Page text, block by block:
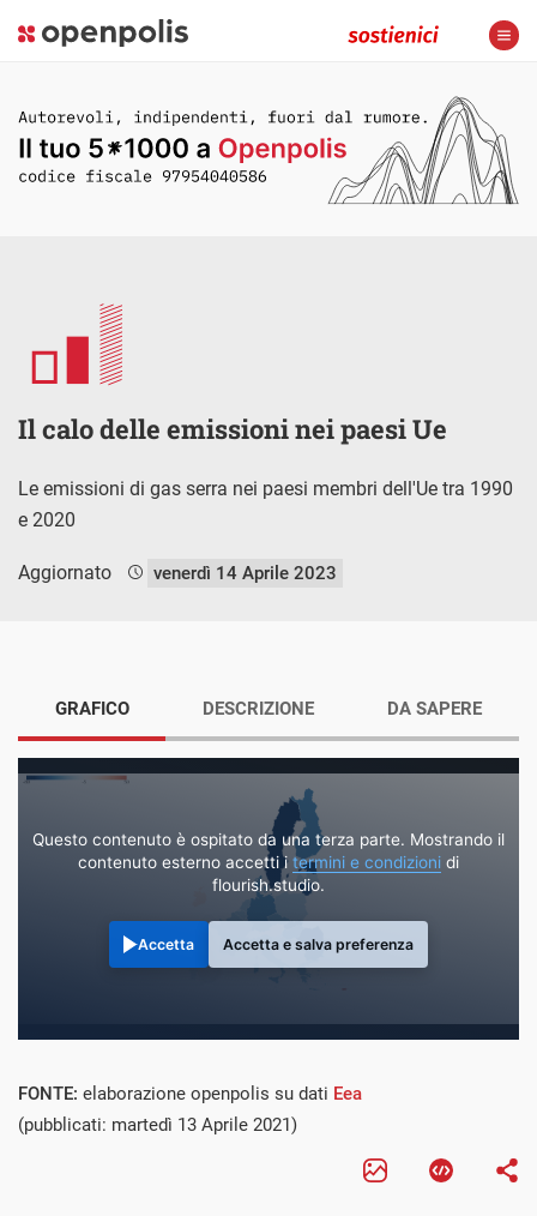
Il calo delle emissioni nei paesi Ue
Le emissioni di gas serra nei paesi membri dell'Ue tra 1990
e 2020
Aggiornato venerdì 14 Aprile 2023
GRAFICO
Questo contenuto è ospitato da una terza parte. Mostrando il
contenuto esterno accetti i termini e condizioni di
flourish.studio.
Accetta Accetta e salva preferenza
DESCRIZIONE DA SAPERE
FONTE: elaborazione openpolis su dati Eea
(pubblicati: martedì 13 Aprile 2021)